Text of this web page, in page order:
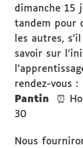
dimanche 15
tandem pour
les autres,
savoir sur
rendez-vous :
Pantin ⏰
30
Nous